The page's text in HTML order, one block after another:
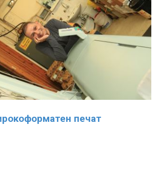
печат